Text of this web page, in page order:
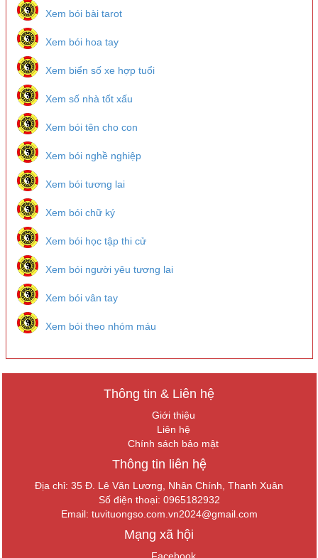
Xem bói bài tarot
Xem bói hoa tay
Xem biển số xe hợp tuổi
Xem số nhà tốt xấu
Xem bói tên cho con
Xem bói nghề nghiệp
Xem bói tương lai
Xem bói chữ ký
Xem bói học tập thi cử
Xem bói người yêu tương lai
Xem bói vân tay
Xem bói theo nhóm máu
Thông tin & Liên hệ
Giới thiệu
Liên hệ
Chính sách bảo mật
Thông tin liên hệ
Địa chỉ: 35 Đ. Lê Văn Lương, Nhân Chính, Thanh Xuân
Số điện thoại: 0965182932
Email: tuvituongso.com.vn2024@gmail.com
Mạng xã hội